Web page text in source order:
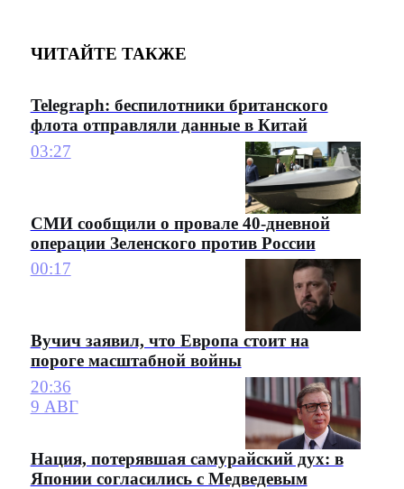
ЧИТАЙТЕ ТАКЖЕ
Telegraph: беспилотники британского
флота отправляли данные в Китай
03:27
СМИ сообщили о провале 40-дневной
операции Зеленского против России
00:17
Вучич заявил, что Европа стоит на
пороге масштабной войны
20:36
9 АВГ
Нация, потерявшая самурайский дух: в
Японии согласились с Медведевым